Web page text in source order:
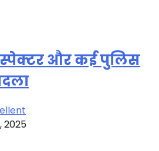
और कई पुलिस
2025